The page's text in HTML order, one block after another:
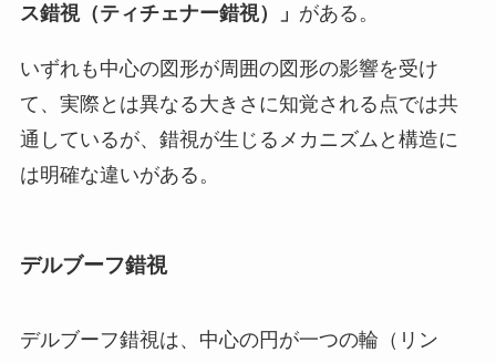
ス錯視（ティチェナー錯視）」 がある。
いずれも中心の図形が周囲の図形の影響を受け
て、実際とは異なる大きさに知覚される点では共
通しているが、錯視が生じるメカニズムと構造に
は明確な違いがある。
デルブーフ錯視
デルブーフ錯視は、中心の円が一つの輪（リン